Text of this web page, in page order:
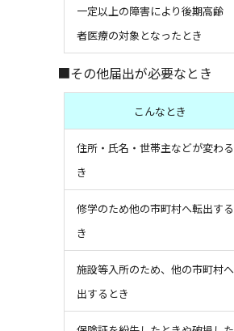
一定以上の障害により後期高齢
者医療の対象となったとき
■その他届出が必要なとき
こんなとき
住所・氏名・世帯主などが変わ
き
修学のため他の市町村へ転出す
き
施設等入所のため、他の市町村
出するとき